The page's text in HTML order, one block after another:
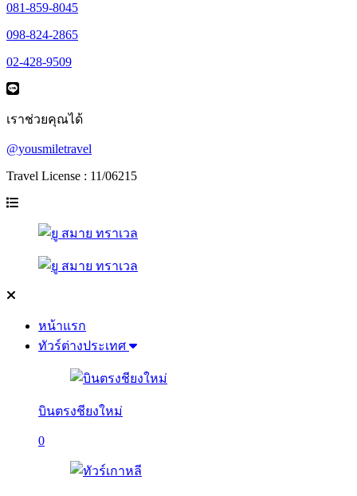
081-859-8045
098-824-2865
02-428-9509
เราช่วยคุณได้
@yousmiletravel
Travel License : 11/06215
หน้าแรก
ทัวร์ต่างประเทศ
บินตรงชียงใหม่
0